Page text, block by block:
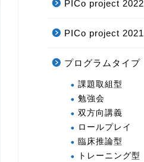
PICo project 2022
PICo project 2021
プログラムタイプ
課題取組型
勉強会
双方向講義
ロールプレイ
臨床推論型
トレーニング型